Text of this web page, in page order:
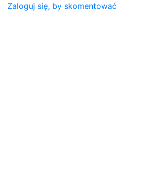
Zaloguj się, by skomentować